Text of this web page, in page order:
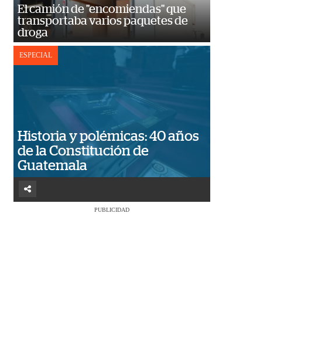
El camión de "encomiendas" que
transportaba varios paquetes de
droga
ESPECIAL
Historia y polémicas: 40 años
de la Constitución de
Guatemala
PUBLICIDAD